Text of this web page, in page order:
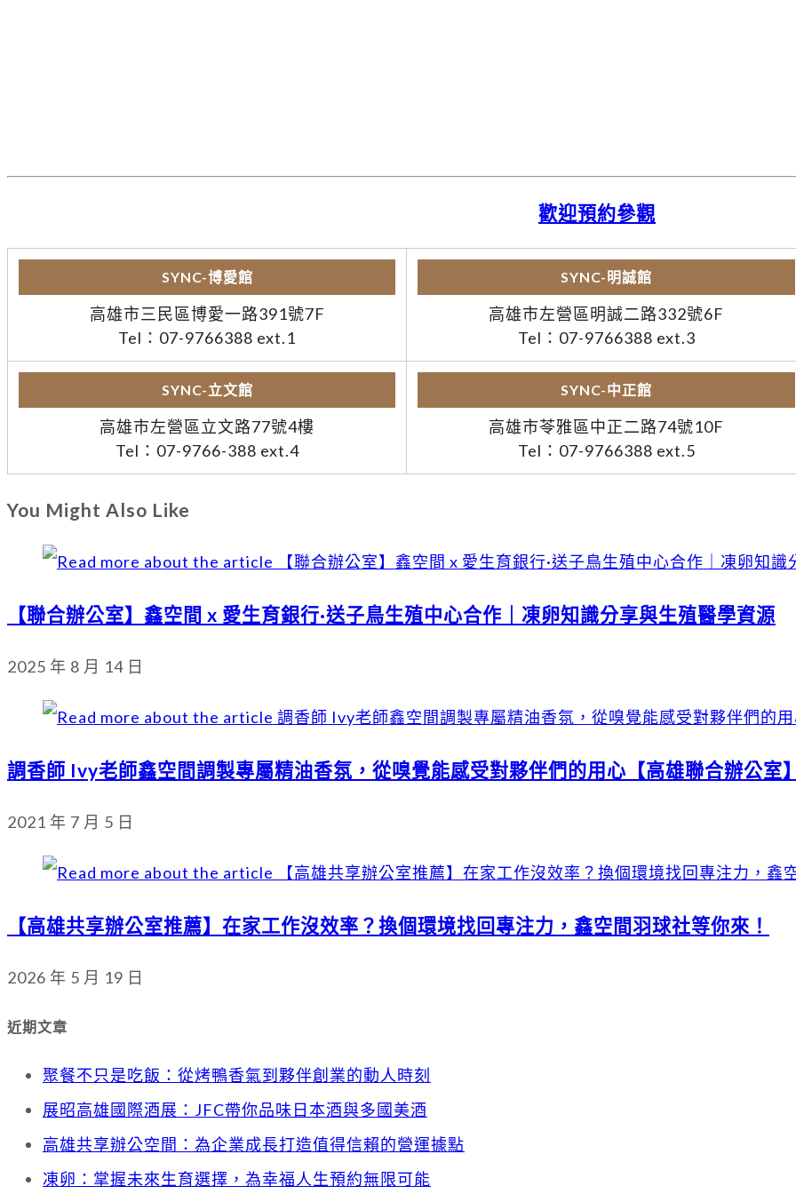
歡迎預約參觀
SYNC-博愛館
高雄市三民區博愛一路391號7F
Tel：07-9766388 ext.1
SYNC-明誠館
高雄市左營區明誠二路332號6F
Tel：07-9766388 ext.3
SYNC-立文館
高雄市左營區立文路77號4樓
Tel：07-9766-388 ext.4
SYNC-中正館
高雄市苓雅區中正二路74號10F
Tel：07-9766388 ext.5
You Might Also Like
【聯合辦公室】鑫空間 x 愛生育銀行·送子鳥生殖中心合作｜凍卵知識分享與生殖醫學資源
2025 年 8 月 14 日
調香師 Ivy老師鑫空間調製專屬精油香氛，從嗅覺能感受對夥伴們的用心【高雄聯合辦公室
2021 年 7 月 5 日
【高雄共享辦公室推薦】在家工作沒效率？換個環境找回專注力，鑫空間羽球社等你來！
2026 年 5 月 19 日
近期文章
聚餐不只是吃飯：從烤鴨香氣到夥伴創業的動人時刻
展昭高雄國際酒展：JFC帶你品味日本酒與多國美酒
高雄共享辦公空間：為企業成長打造值得信賴的營運據點
凍卵：掌握未來生育選擇，為幸福人生預約無限可能